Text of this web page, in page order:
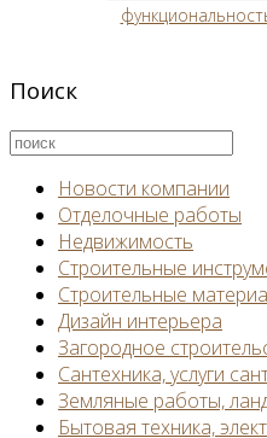
Поиск
Новости компании
Отделочные работы
Недвижимость
Строительные
Строительные
Дизайн интерьера
Загородное
Сантехника, услуги
Земляные работы,
Бытовая техника,